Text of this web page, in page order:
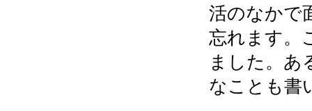
活のなかで
忘れます。
ました。あ
なことも書